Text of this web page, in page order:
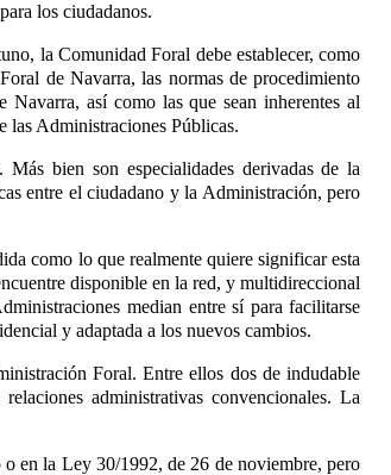
los ciudadanos.
la Comunidad Foral debe establecer, como
de Navarra, las normas de procedimiento
así como las que sean inherentes al
las Administraciones Públicas.
bien son especialidades derivadas de la
entre el ciudadano y la Administración, pero
como lo que realmente quiere significar esta
disponible en la red, y multidireccional
median entre sí para facilitarse
y adaptada a los nuevos cambios.
Foral. Entre ellos dos de indudable
administrativas convencionales. La
en la Ley 30/1992, de 26 de noviembre, pero